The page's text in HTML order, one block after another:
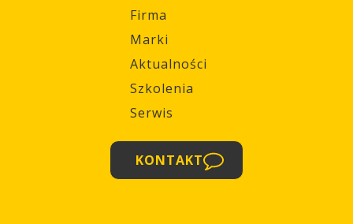
Firma
Marki
Aktualności
Szkolenia
Serwis
KONTAKT